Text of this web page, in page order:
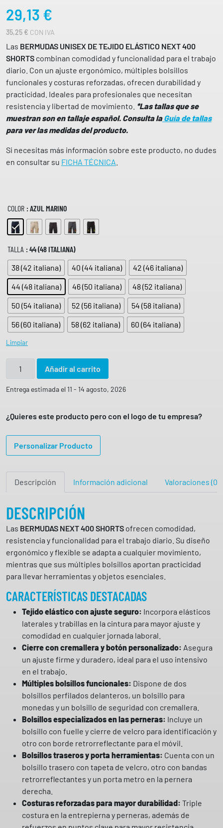
29,13 €
35,25 € CON IVA
Las BERMUDAS UNISEX DE TEJIDO ELÁSTICO NEXT 400
SHORTS combinan comodidad y funcionalidad para el trabajo
diario. Con un ajuste ergonómico, múltiples bolsillos
funcionales y costuras reforzadas, ofrecen durabilidad y
practicidad. Ideales para profesionales que necesitan
resistencia y libertad de movimiento. *Las tallas que se
muestran son en tallaje español. Consulta la Guía de tallas
para ver las medidas del producto.
Si necesitas más información sobre este producto, no dudes
en consultar su FICHA TÉCNICA
COLOR : AZUL MARINO
TALLA : 44 (48 ITALIANA)
38 (42 italiana)
40 (44 italiana)
42 (46 italiana)
44 (48 italiana)
46 (50 italiana)
48 (52 italiana)
50 (54 italiana)
52 (56 italiana)
54 (58 italiana)
56 (60 italiana)
58 (62 italiana) 60 (64 italiana)
Limpiar
r
d
a
á
i
c
a
u
n
i
s
e
x
Añadir al carrito
Entrega estimada el 11 - 14 agosto, 2026
¿Quieres este producto pero con el logo de tu empresa?
Personalizar Producto
Descripción Información adicional Valoraciones (0)
DESCRIPCIÓN
Las BERMUDAS NEXT 400 SHORTS ofrecen comodidad,
resistencia y funcionalidad para el trabajo diario. Su diseño
ergonómico y flexible se adapta a cualquier movimiento,
mientras que sus múltiples bolsillos aportan practicidad
para llevar herramientas y objetos esenciales.
CARACTERÍSTICAS DESTACADAS
Tejido elástico con ajuste seguro: Incorpora elásticos
laterales y trabillas en la cintura para mayor ajuste y
comodidad en cualquier jornada laboral.
Cierre con cremallera y botón personalizado: Asegura
un ajuste firme y duradero, ideal para el uso intensivo
en el trabajo.
Múltiples bolsillos funcionales: Dispone de dos
bolsillos perfilados delanteros, un bolsillo para
monedas y un bolsillo de seguridad con cremallera.
Bolsillos especializados en las perneras: Incluye un
bolsillo con fuelle y cierre de velcro para identificación y
otro con borde retrorreflectante para el móvil.
Bolsillos traseros y porta herramientas: Cuenta con un
bolsillo trasero con tapeta de velcro, otro con bandas
retrorreflectantes y un porta metro en la pernera
derecha.
Costuras reforzadas para mayor durabilidad: Triple
costura en la entrepierna y perneras, además de